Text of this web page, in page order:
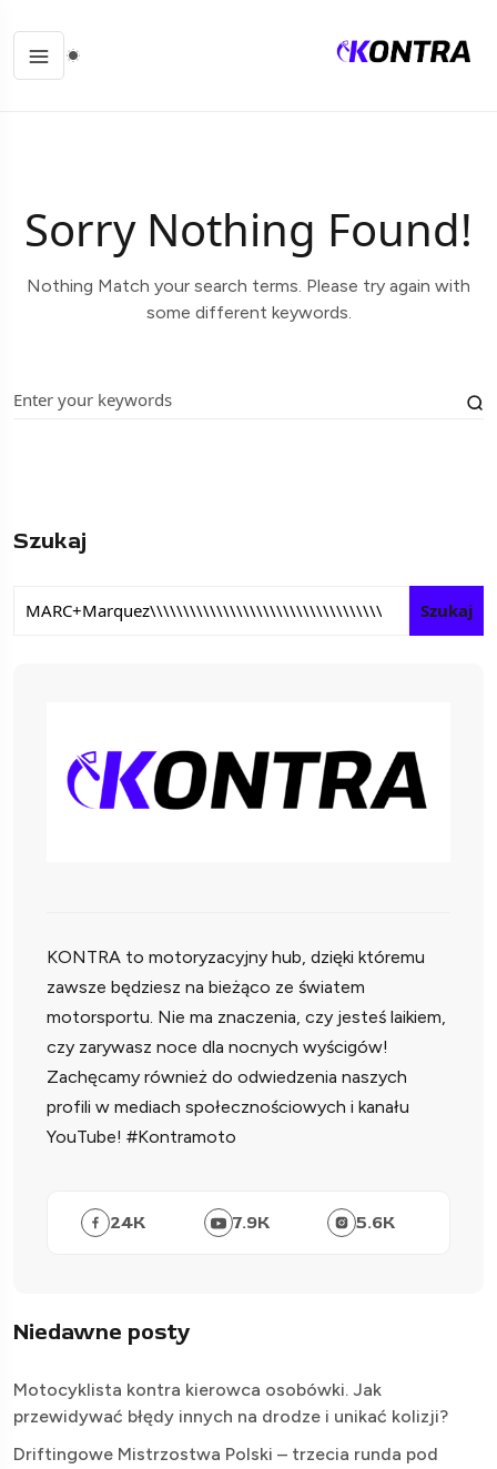
Sorry Nothing Found!
Nothing Match your search terms. Please try again with
some different keywords.
Szukaj
Szukaj
KONTRA to motoryzacyjny hub, dzięki któremu
zawsze będziesz na bieżąco ze światem
motorsportu. Nie ma znaczenia, czy jesteś laikiem,
czy zarywasz noce dla nocnych wyścigów!
Zachęcamy również do odwiedzenia naszych
profili w mediach społecznościowych i kanału
YouTube! #Kontramoto
24K 7.9K 5.6K
Niedawne posty
Motocyklista kontra kierowca osobówki. Jak
przewidywać błędy innych na drodze i unikać kolizji?
Driftingowe Mistrzostwa Polski – trzecia runda pod